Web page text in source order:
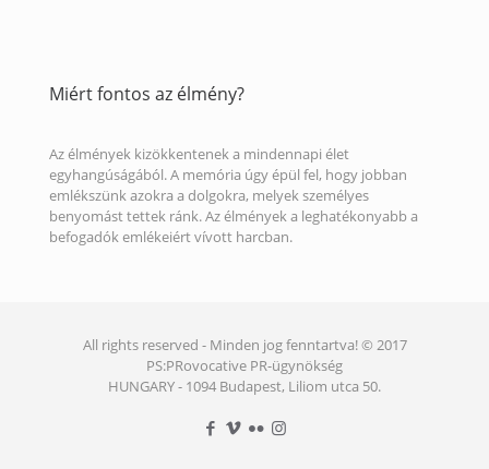
Miért fontos az élmény?
Az élmények kizökkentenek a mindennapi élet
egyhangúságából. A memória úgy épül fel, hogy jobban
emlékszünk azokra a dolgokra, melyek személyes
benyomást tettek ránk. Az élmények a leghatékonyabb a
befogadók emlékeiért vívott harcban.
All rights reserved - Minden jog fenntartva! © 2017
PS:PRovocative PR-ügynökség
HUNGARY - 1094 Budapest, Liliom utca 50.